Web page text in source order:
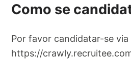
Como se
Por favor candidatar-se via
https://